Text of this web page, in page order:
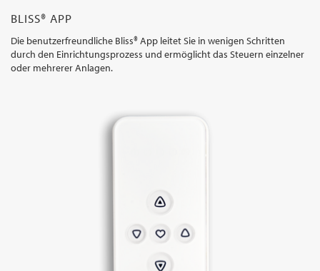
BLISS® APP
Die benutzerfreundliche Bliss® App leitet Sie in wenigen Schritten
durch den Einrichtungsprozess und ermöglicht das Steuern einzelner
oder mehrerer Anlagen.